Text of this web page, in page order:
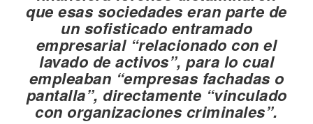
que esas sociedades eran parte de
un sofisticado entramado
empresarial “relacionado con el
lavado de activos”, para lo cual
empleaban “empresas fachadas o
pantalla”, directamente “vinculado
con organizaciones criminales”.